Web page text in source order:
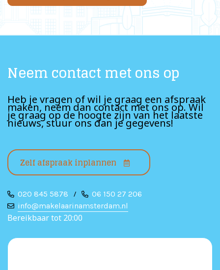
Neem contact met ons op
Heb je vragen of wil je graag een afspraak
maken, neem dan contact met ons op. Wil
je graag op de hoogte zijn van het laatste
nieuws, stuur ons dan je gegevens!
Zelf afspraak inplannen
020 845 5878 /
06 150 27 206
info@makelaarinamsterdam.nl
Bereikbaar tot 20:00